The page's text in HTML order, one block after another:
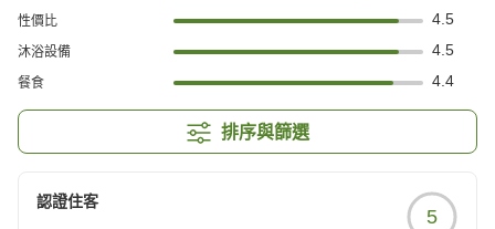
性價比 4.5
沐浴設備 4.5
餐食 4.4
排序與篩選
認證住客
5